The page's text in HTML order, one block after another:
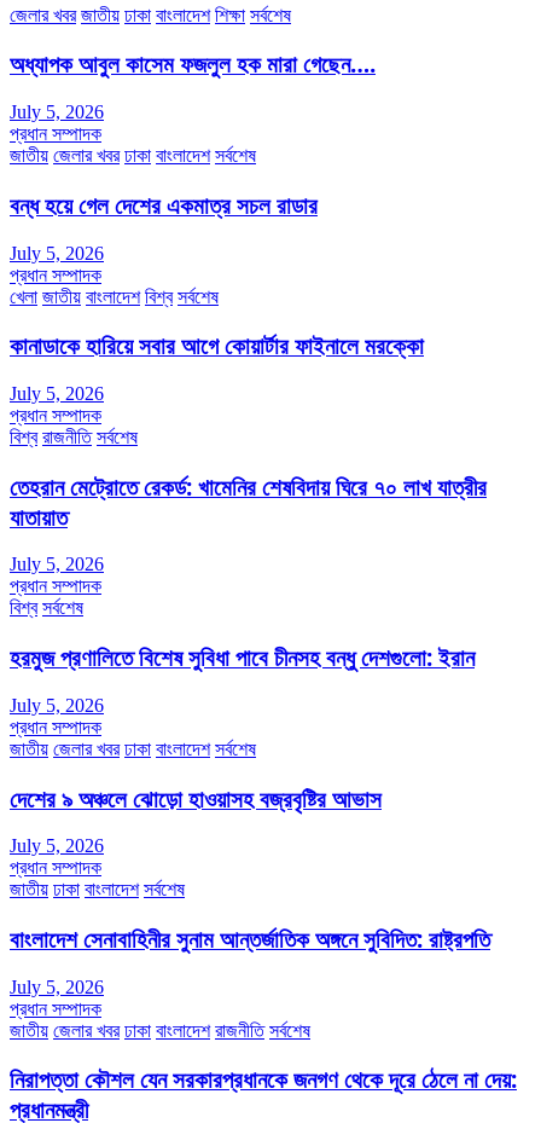
জেলার খবর জাতীয় ঢাকা বাংলাদেশ শিক্ষা সর্বশেষ
অধ্যাপক আবুল কাসেম ফজলুল হক মারা গেছেন….
July 5, 2026
প্রধান সম্পাদক
জাতীয় জেলার খবর ঢাকা বাংলাদেশ সর্বশেষ
বন্ধ হয়ে গেল দেশের একমাত্র সচল রাডার
July 5, 2026
প্রধান সম্পাদক
খেলা জাতীয় বাংলাদেশ বিশ্ব সর্বশেষ
কানাডাকে হারিয়ে সবার আগে কোয়ার্টার ফাইনালে মরক্কো
July 5, 2026
প্রধান সম্পাদক
বিশ্ব রাজনীতি সর্বশেষ
তেহরান মেট্রোতে রেকর্ড: খামেনির শেষবিদায় ঘিরে ৭০ লাখ যাত্রীর
যাতায়াত
July 5, 2026
প্রধান সম্পাদক
বিশ্ব সর্বশেষ
হরমুজ প্রণালিতে বিশেষ সুবিধা পাবে চীনসহ বন্ধু দেশগুলো: ইরান
July 5, 2026
প্রধান সম্পাদক
জাতীয় জেলার খবর ঢাকা বাংলাদেশ সর্বশেষ
দেশের ৯ অঞ্চলে ঝোড়ো হাওয়াসহ বজ্রবৃষ্টির আভাস
July 5, 2026
প্রধান সম্পাদক
জাতীয় ঢাকা বাংলাদেশ সর্বশেষ
বাংলাদেশ সেনাবাহিনীর সুনাম আন্তর্জাতিক অঙ্গনে সুবিদিত: রাষ্ট্রপতি
July 5, 2026
প্রধান সম্পাদক
জাতীয় জেলার খবর ঢাকা বাংলাদেশ রাজনীতি সর্বশেষ
নিরাপত্তা কৌশল যেন সরকারপ্রধানকে জনগণ থেকে দূরে ঠেলে না দেয়:
প্রধানমন্ত্রী